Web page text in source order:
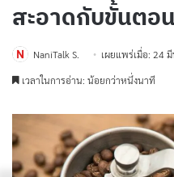
สะอาดกับขั้นตอ
NaniTalk S.
เผยแพร่เมื่อ: 24
เวลาในการอ่าน: น้อยกว่าหนึ่งนาที